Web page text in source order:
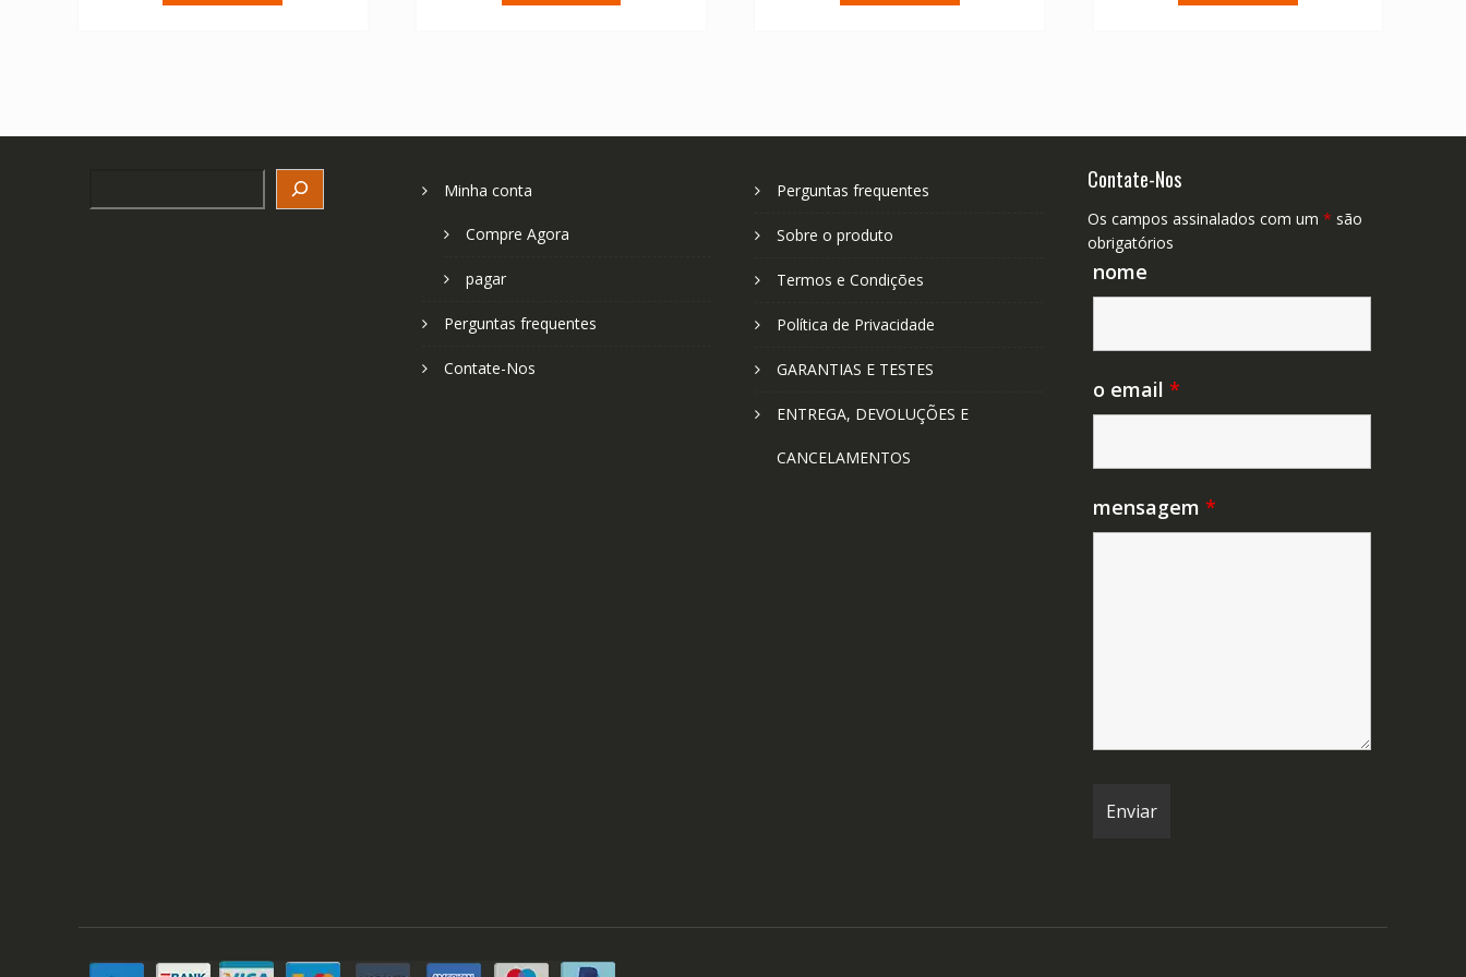
Minha conta
Compre Agora
pagar
Perguntas frequentes
Contate-Nos
Perguntas frequentes
Sobre o produto
Termos e Condições
Política de Privacidade
GARANTIAS E TESTES
ENTREGA, DEVOLUÇÕES E
CANCELAMENTOS
Contate-Nos
Os campos assinalados com um * são
obrigatórios
nome
o email *
mensagem *